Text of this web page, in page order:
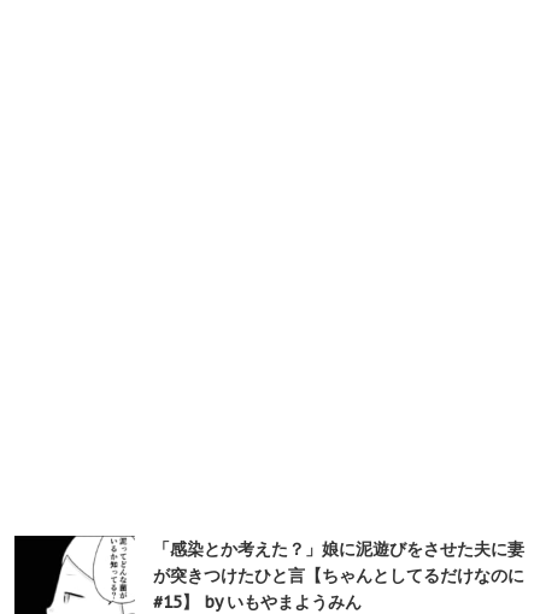
「感染とか考えた？」娘に泥遊びをさせた夫に妻
が突きつけたひと言【ちゃんとしてるだけなのに
#15】 by いもやまようみん